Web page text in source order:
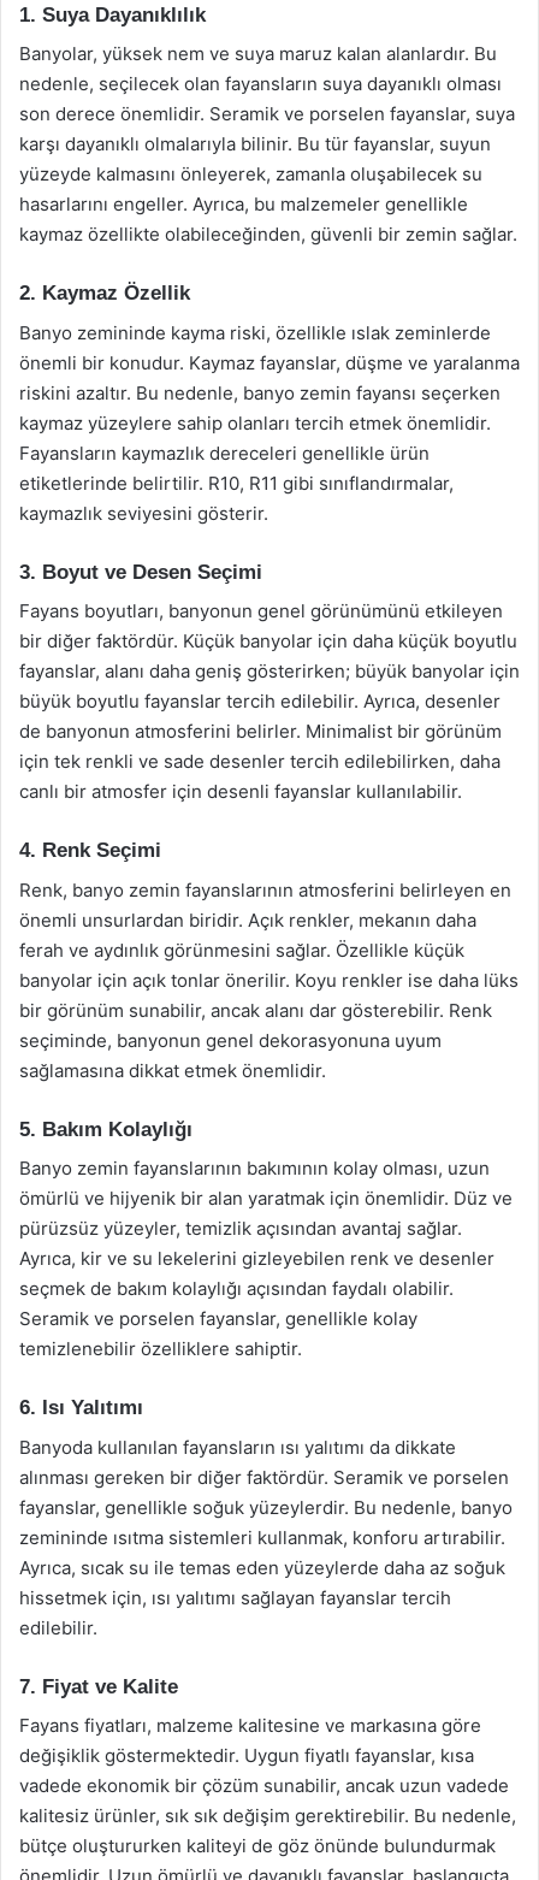
1. Suya Dayanıklılık
Banyolar, yüksek nem ve suya maruz kalan alanlardır. Bu
nedenle, seçilecek olan fayansların suya dayanıklı olması
son derece önemlidir. Seramik ve porselen fayanslar, suya
karşı dayanıklı olmalarıyla bilinir. Bu tür fayanslar, suyun
yüzeyde kalmasını önleyerek, zamanla oluşabilecek su
hasarlarını engeller. Ayrıca, bu malzemeler genellikle
kaymaz özellikte olabileceğinden, güvenli bir zemin sağlar.
2. Kaymaz Özellik
Banyo zemininde kayma riski, özellikle ıslak zeminlerde
önemli bir konudur. Kaymaz fayanslar, düşme ve yaralanma
riskini azaltır. Bu nedenle, banyo zemin fayansı seçerken
kaymaz yüzeylere sahip olanları tercih etmek önemlidir.
Fayansların kaymazlık dereceleri genellikle ürün
etiketlerinde belirtilir. R10, R11 gibi sınıflandırmalar,
kaymazlık seviyesini gösterir.
3. Boyut ve Desen Seçimi
Fayans boyutları, banyonun genel görünümünü etkileyen
bir diğer faktördür. Küçük banyolar için daha küçük boyutlu
fayanslar, alanı daha geniş gösterirken; büyük banyolar için
büyük boyutlu fayanslar tercih edilebilir. Ayrıca, desenler
de banyonun atmosferini belirler. Minimalist bir görünüm
için tek renkli ve sade desenler tercih edilebilirken, daha
canlı bir atmosfer için desenli fayanslar kullanılabilir.
4. Renk Seçimi
Renk, banyo zemin fayanslarının atmosferini belirleyen en
önemli unsurlardan biridir. Açık renkler, mekanın daha
ferah ve aydınlık görünmesini sağlar. Özellikle küçük
banyolar için açık tonlar önerilir. Koyu renkler ise daha lüks
bir görünüm sunabilir, ancak alanı dar gösterebilir. Renk
seçiminde, banyonun genel dekorasyonuna uyum
sağlamasına dikkat etmek önemlidir.
5. Bakım Kolaylığı
Banyo zemin fayanslarının bakımının kolay olması, uzun
ömürlü ve hijyenik bir alan yaratmak için önemlidir. Düz ve
pürüzsüz yüzeyler, temizlik açısından avantaj sağlar.
Ayrıca, kir ve su lekelerini gizleyebilen renk ve desenler
seçmek de bakım kolaylığı açısından faydalı olabilir.
Seramik ve porselen fayanslar, genellikle kolay
temizlenebilir özelliklere sahiptir.
6. Isı Yalıtımı
Banyoda kullanılan fayansların ısı yalıtımı da dikkate
alınması gereken bir diğer faktördür. Seramik ve porselen
fayanslar, genellikle soğuk yüzeylerdir. Bu nedenle, banyo
zemininde ısıtma sistemleri kullanmak, konforu artırabilir.
Ayrıca, sıcak su ile temas eden yüzeylerde daha az soğuk
hissetmek için, ısı yalıtımı sağlayan fayanslar tercih
edilebilir.
7. Fiyat ve Kalite
Fayans fiyatları, malzeme kalitesine ve markasına göre
değişiklik göstermektedir. Uygun fiyatlı fayanslar, kısa
vadede ekonomik bir çözüm sunabilir, ancak uzun vadede
kalitesiz ürünler, sık sık değişim gerektirebilir. Bu nedenle,
bütçe oluştururken kaliteyi de göz önünde bulundurmak